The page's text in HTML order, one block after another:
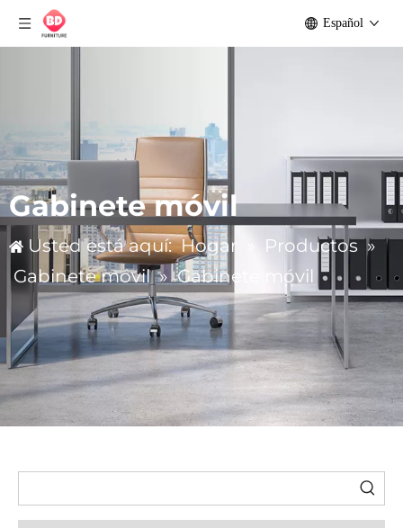
Español
Gabinete móvil
Usted está aquí: Hogar Productos »
Gabinete móvil » Gabinete móvil